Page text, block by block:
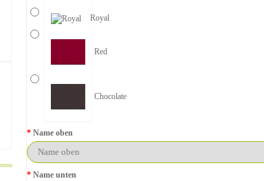
Royal
Red
Chocolate
Name oben
Name unten